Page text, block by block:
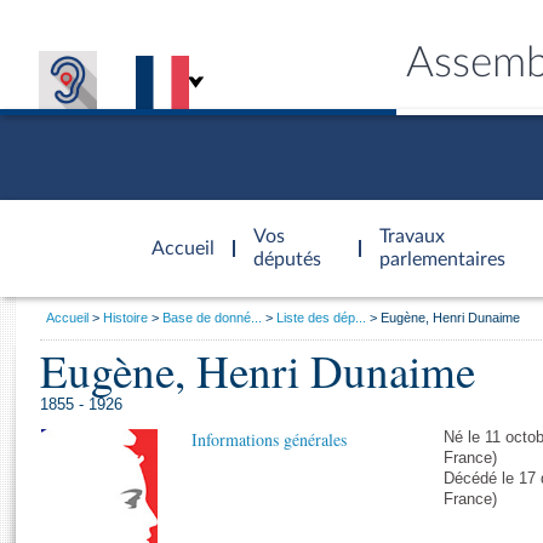
Accueil
d'accueil
Vos
députés
Travaux
parlementaires
Général
Vous
Accueil Histoire Base de donné... Liste des dép... Eugène, Henri Dunaime
Eugène, Henri Dunaime
1855 - 1926
Informations générales
Né le 11
France)
Décédé le 17
France)